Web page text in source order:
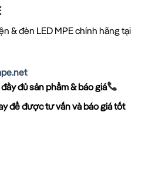
& đèn LED MPE chính hãng tại
đủ sản phẩm & báo giá
để được tư vấn và báo giá tốt